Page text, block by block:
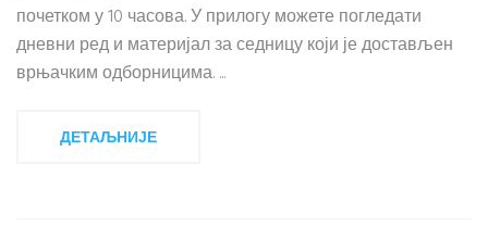
почетком у 10 часова. У прилогу можете погледати
дневни ред и материјал за седницу који је достављен
врњачким одборницима. ...
ДЕТАЉНИЈЕ